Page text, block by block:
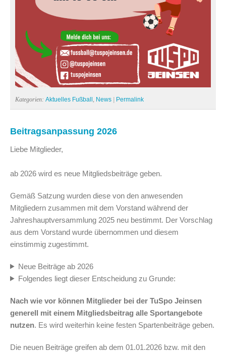
Kategorien: Aktuelles Fußball News | Permalink
Beitragsanpassung 2026
Liebe Mitglieder,
ab 2026 wird es neue Mitgliedsbeiträge geben.
Gemäß Satzung wurden diese von den anwesenden
Mitgliedern zusammen mit dem Vorstand während der
Jahreshauptversammlung 2025 neu bestimmt. Der Vorschlag
aus dem Vorstand wurde übernommen und diesem
einstimmig zugestimmt.
Neue Beiträge ab 2026
Folgendes liegt dieser Entscheidung zu Grunde:
Nach wie vor können Mitglieder bei der TuSpo Jeinsen
generell mit einem Mitgliedsbeitrag alle Sportangebote
nutzen. Es wird weiterhin keine festen Spartenbeiträge geben.
Die neuen Beiträge greifen ab dem 01.01.2026 bzw. mit den